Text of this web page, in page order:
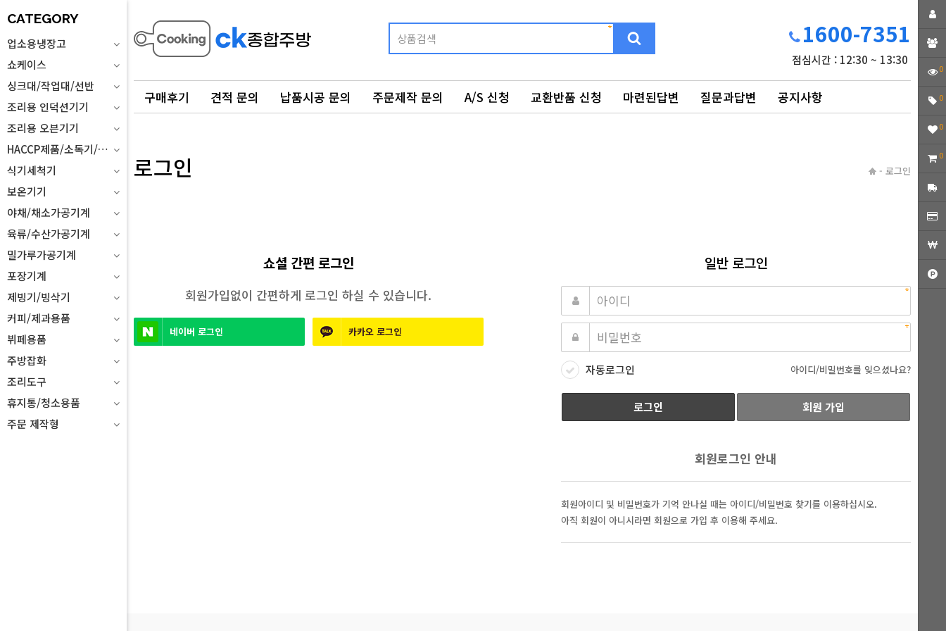
CATEGORY
업소용냉장고
쇼케이스
싱크대/작업대/선반
조리용 인덕션기기
조리용 오븐기기
HACCP제품/소독기/위생설비
식기세척기
보온기기
야채/채소가공기계
육류/수산가공기계
밀가루가공기계
포장기계
제빙기/빙삭기
커피/제과용품
뷔페용품
주방잡화
조리도구
휴지통/청소용품
주문 제작형
1600-7351
점심시간 : 12:30 ~ 13:30
구매후기 견적 문의 납품시공 문의 주문제작 문의 A/S 신청 교환반품 신청 마련된답변 질문과답변 공지사항
로그인 - 로그인
쇼셜 간편 로그인
회원가입없이 간편하게 로그인 하실 수 있습니다.
네이버 로그인 카카오로그인
일반 로그인
자동로그인 아이디/비밀번호를 잊으셨나요?
회원 가입
회원로그인 안내
회원아이디 및 비밀번호가 기억 안나실 때는 아이디/비밀번호 찾기를 이용하십시오.
아직 회원이 아니시라면 회원으로 가입 후 이용해 주세요.
0
0
0
0